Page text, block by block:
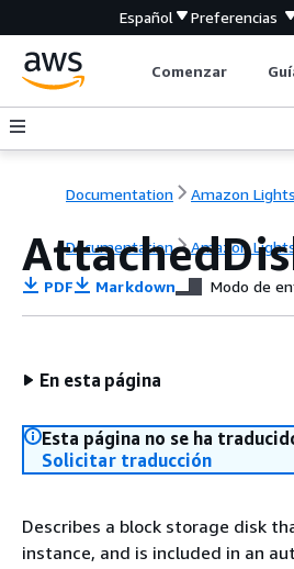
Español Preferencias
Comenzar
Documentation Amazon
Documentation Amazon
PDF Markdown Modo de
En esta página
Esta página no se ha
Solicitar traducción
Describes a block storage disk
instance, and is included in an